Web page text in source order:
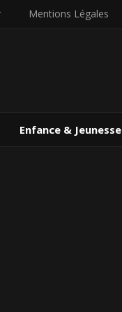
Mentions Légales
Enfance & Jeunesse